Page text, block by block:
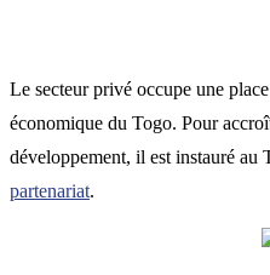
Le secteur privé occupe une
économique du Togo. Pour
développement, il est instauré au
partenariat.